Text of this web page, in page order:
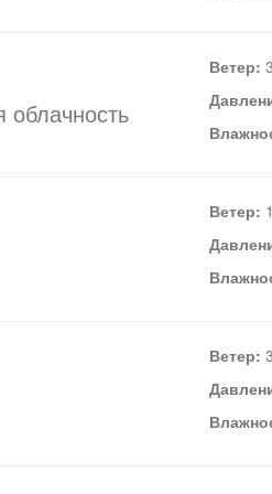
облачность
Ветер:
Ветер:
Ветер: